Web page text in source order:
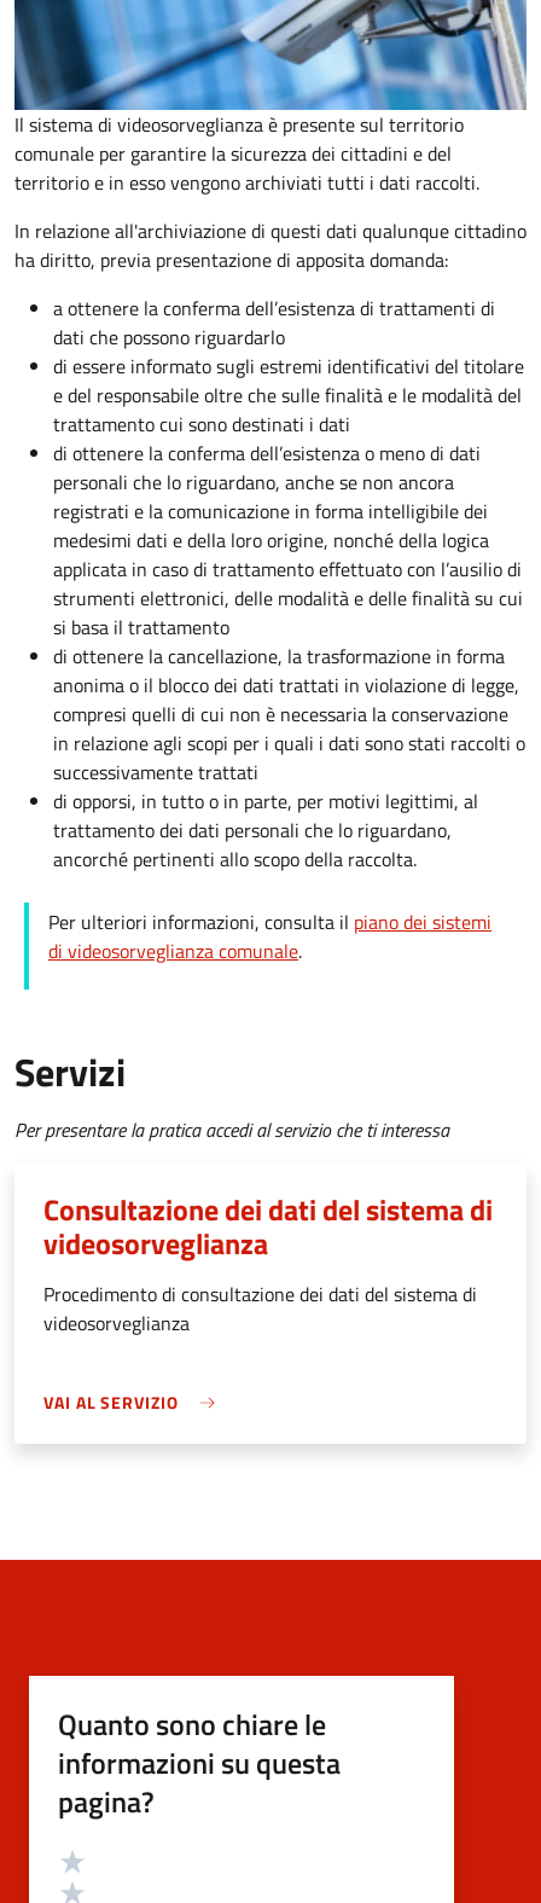
Il sistema di videosorveglianza è presente sul territorio
comunale per garantire la sicurezza dei cittadini e del
territorio e in esso vengono archiviati tutti i dati raccolti.
In relazione all'archiviazione di questi dati qualunque cittadino
ha diritto, previa presentazione di apposita domanda:
a ottenere la conferma dell’esistenza di trattamenti di
dati che possono riguardarlo
di essere informato sugli estremi identificativi del titolare
e del responsabile oltre che sulle finalità e le modalità del
trattamento cui sono destinati i dati
di ottenere la conferma dell’esistenza o meno di dati
personali che lo riguardano, anche se non ancora
registrati e la comunicazione in forma intelligibile dei
medesimi dati e della loro origine, nonché della logica
applicata in caso di trattamento effettuato con l’ausilio di
strumenti elettronici, delle modalità e delle finalità su cui
si basa il trattamento
di ottenere la cancellazione, la trasformazione in forma
anonima o il blocco dei dati trattati in violazione di legge,
compresi quelli di cui non è necessaria la conservazione
in relazione agli scopi per i quali i dati sono stati raccolti o
successivamente trattati
di opporsi, in tutto o in parte, per motivi legittimi, al
trattamento dei dati personali che lo riguardano,
ancorché pertinenti allo scopo della raccolta.
Per ulteriori informazioni, consulta il piano dei sistemi
di videosorveglianza comunale.
Servizi
Per presentare la pratica accedi al servizio che ti interessa
Consultazione dei dati del sistema di
videosorveglianza
Procedimento di consultazione dei dati del sistema di
videosorveglianza
VAI AL SERVIZIO
Quanto sono chiare le
informazioni su questa
pagina?
Valutazione